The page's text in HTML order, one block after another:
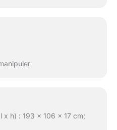
x h) : 193 x 106 x 17 cm;